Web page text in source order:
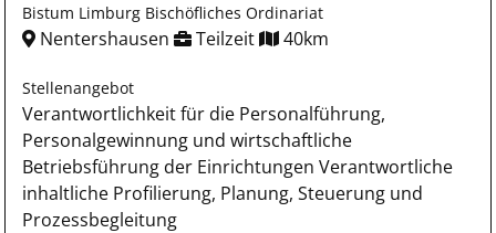
Bistum Limburg Bischöfliches Ordinariat
Nentershausen Teilzeit 40km
Stellenangebot
Verantwortlichkeit für die Personalführung,
Personalgewinnung und wirtschaftliche
Betriebsführung der Einrichtungen Verantwortliche
inhaltliche Profilierung, Planung, Steuerung und
Prozessbegleitung